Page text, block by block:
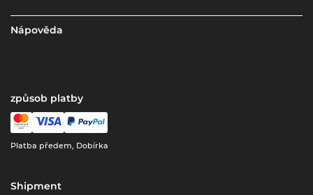
Nápověda
způsob platby
Platba předem, Dobírka
Shipment